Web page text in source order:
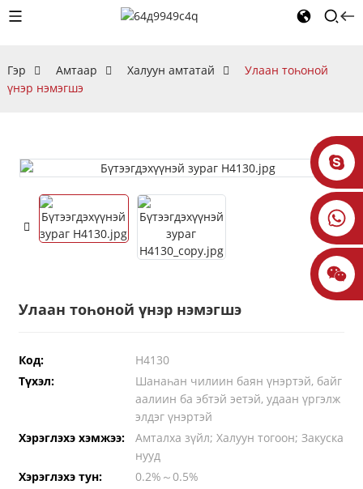
Гэр Амтаар Халуун амтатай
Улаан тоһоной
үнэр нэмэгшэ
Улаан тоһоной үнэр нэмэгшэ
Код:
H4130
Түхэл:
Шанаһан чилиин баян үнэртэй, байг
аалиин ба эбтэй эетэй, удаан үргэлж
элдэг үнэртэй
Хэрэглэхэ хэмжээ:
Амталха зүйл; Халуун тогоон; Закуска
нууд
Хэрэглэхэ тун:
0.2%～0.5%